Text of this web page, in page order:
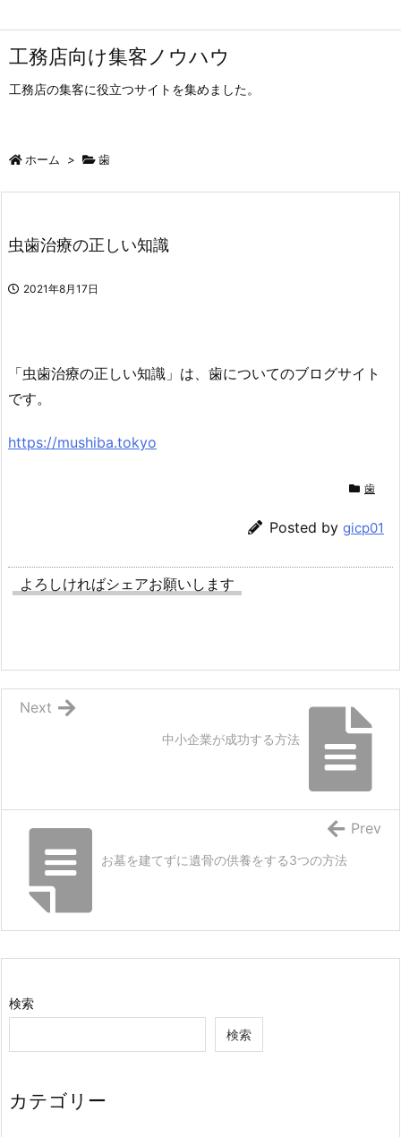
工務店向け集客ノウハウ
工務店の集客に役立つサイトを集めました。
ホーム > 歯
虫歯治療の正しい知識
2021年8月17日
「虫歯治療の正しい知識」は、歯についてのブログサイト
です。
https://mushiba.tokyo
歯
Posted by gicp01
よろしければシェアお願いします
中小企業が成功する方法
Next
お墓を建てずに遺骨の供養をする3つの方法
Prev
検索
検索
カテゴリー